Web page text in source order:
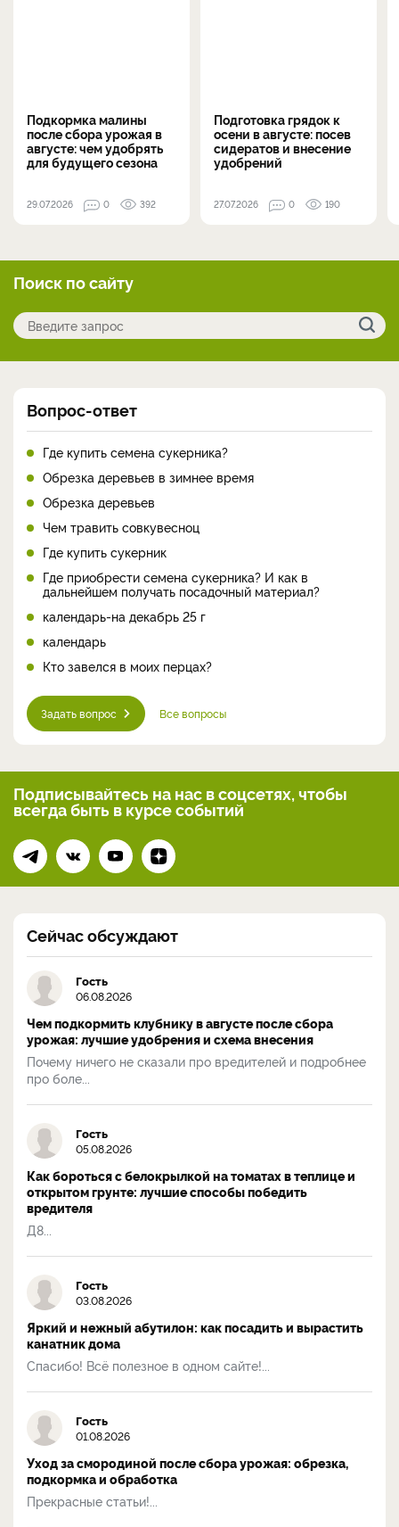
Подкормка малины
после сбора урожая в
августе: чем удобрять
для будущего сезона
29.07.2026 0 392
Подготовка грядок к
осени в августе: посев
сидератов и внесение
удобрений
27.07.2026 0 190
Поиск по сайту
Вопрос-ответ
Где купить семена сукерника?
Обрезка деревьев в зимнее время
Обрезка деревьев
Чем травить совкувесноц
Где купить сукерник
Где приобрести семена сукерника? И как в
дальнейшем получать посадочный материал?
календарь-на декабрь 25 г
календарь
Кто завелся в моих перцах?
Задать вопрос Все вопросы
Подписывайтесь на нас в соцсетях, чтобы
всегдабыть в курсе событий
Сейчас обсуждают
Гость
06.08.2026
Чем подкормить клубнику в августе после сбора
урожая: лучшие удобрения и схема внесения
Почему ничего не сказали про вредителей и подробнее
про боле...
Гость
05.08.2026
Как бороться с белокрылкой на томатах в теплице и
открытом грунте: лучшие способы победить
вредителя
Д8...
Гость
03.08.2026
Яркий и нежный абутилон: как посадить и вырастить
канатник дома
Спасибо! Всё полезное в одном сайте!...
Гость
01.08.2026
Уход за смородиной после сбора урожая: обрезка,
подкормка и обработка
Прекрасные статьи!...